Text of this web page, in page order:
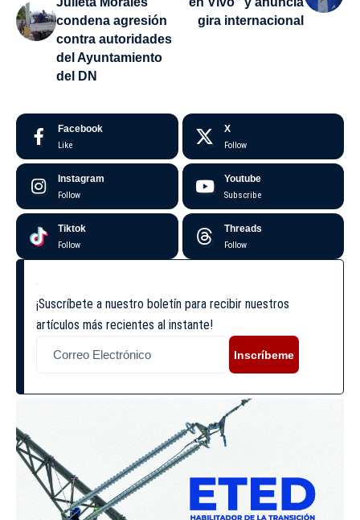
condena agresión
contra autoridades
del Ayuntamiento
del DN
gira internacional
Facebook
Like
X
Follow
Instagram
Follow
Youtube
Subscribe
Tiktok
Follow
Threads
Follow
¡Suscríbete a nuestro boletín para recibir nuestros
artículos más recientes al instante!
Inscríbeme